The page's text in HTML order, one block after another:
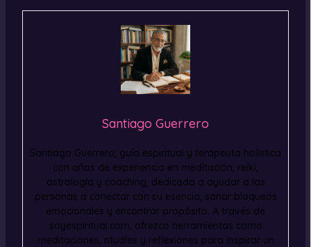
Santiago Guerrero
Santiago Guerrero, guía espiritual y terapeuta holística
con años de experiencia en meditación, reiki,
astrología y coaching, dedicada a ayudar a las
personas a conectar con su esencia, sanar bloqueos
emocionales y encontrar propósito. A través de
soyespiritual.com, ofrezco herramientas como
meditaciones, rituales y reflexiones para inspirar un